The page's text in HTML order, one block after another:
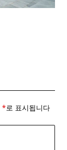
*로 표시됩니다